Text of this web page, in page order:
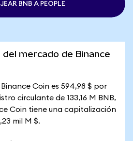
BNB A PEOPLE
del mercado de Binance
Coin es 594,98 $ por
circulante de 133,16 M BNB,
Coin tiene una capitalización
mil M $.